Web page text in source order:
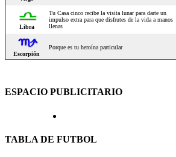
ESPACIO PUBLICITARIO
TABLA DE FUTBOL